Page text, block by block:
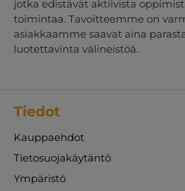
jotka edistävät aktiivista
toimintaa. Tavoitteemme on
asiakkaamme saavat aina
luotettavinta välineistöä.
Tiedot
Kauppaehdot
Tietosuojakäytäntö
Ympäristö